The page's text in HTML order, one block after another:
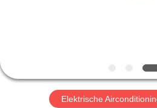
Elektrische